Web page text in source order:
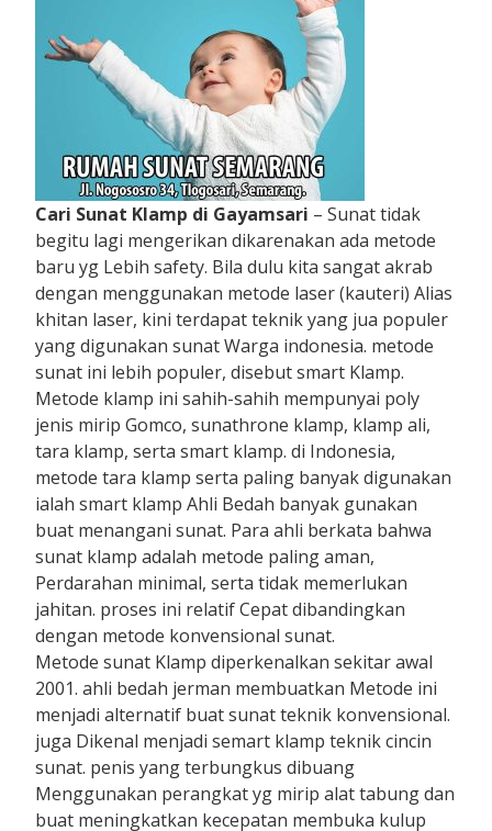
Cari Sunat Klamp di Gayamsari – Sunat tidak
begitu lagi mengerikan dikarenakan ada metode
baru yg Lebih safety. Bila dulu kita sangat akrab
dengan menggunakan metode laser (kauteri) Alias
khitan laser, kini terdapat teknik yang jua populer
yang digunakan sunat Warga indonesia. metode
sunat ini lebih populer, disebut smart Klamp.
Metode klamp ini sahih-sahih mempunyai poly
jenis mirip Gomco, sunathrone klamp, klamp ali,
tara klamp, serta smart klamp. di Indonesia,
metode tara klamp serta paling banyak digunakan
ialah smart klamp Ahli Bedah banyak gunakan
buat menangani sunat. Para ahli berkata bahwa
sunat klamp adalah metode paling aman,
Perdarahan minimal, serta tidak memerlukan
jahitan. proses ini relatif Cepat dibandingkan
dengan metode konvensional sunat.
Metode sunat Klamp diperkenalkan sekitar awal
2001. ahli bedah jerman membuatkan Metode ini
menjadi alternatif buat sunat teknik konvensional.
juga Dikenal menjadi semart klamp teknik cincin
sunat. penis yang terbungkus dibuang
Menggunakan perangkat yg mirip alat tabung dan
buat meningkatkan kecepatan membuka kulup